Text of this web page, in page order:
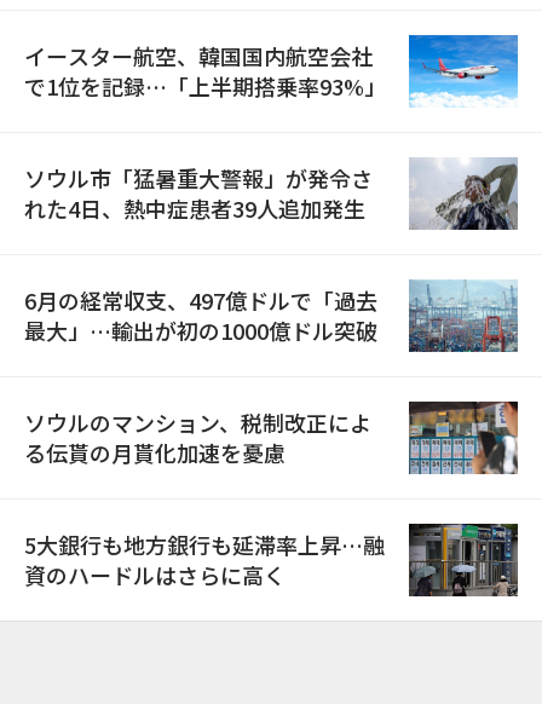
イースター航空、韓国国内航空会社
で1位を記録…「上半期搭乗率93%」
ソウル市「猛暑重大警報」が発令さ
れた4日、熱中症患者39人追加発生
6月の経常収支、497億ドルで「過去
最大」…輸出が初の1000億ドル突破
ソウルのマンション、税制改正によ
る伝貰の月貰化加速を憂慮
5大銀行も地方銀行も延滞率上昇…融
資のハードルはさらに高く